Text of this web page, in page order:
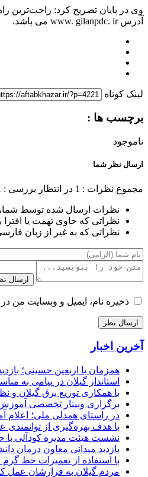
آدرس www. gilanpdc. ir می باشد.
لینک کوتاه
برچسب ها :
ناموجود
ارسال نظر شما
مجموع نظرات : 1 در انتظار بررسی : 1
نظرات ارسال شده توسط شما،
نظراتی که حاوی تهمت یا
نظراتی که به غیر از زبان
ارسال
ذخیره نام، ایمیل و وبسایت من
آخرین اخبار
همزمان با اربعین حسینی؛
استاندار گیلان در پیامی به
با همکاری توزیع برق گیلان و
برگزاری وبینار تخصصی آموزش
در راستای همدلی ملی؛ اعلام
با هدف بهره‌گیری از توانمندی
نشست هیئت مدیره کودآلی با
بازدید میدانی معاون درمان
با استفاده از تعمیرات خط گرم جلوگیری بیش از ۱۹ درصدی
مردم گیلان به قرارشان عمل کردند